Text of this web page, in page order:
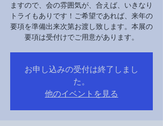
ますので、会の雰囲気が、合えば、いきなり
トライもありです！ご希望であれば、来年の
要項を準備出来次第お渡し致します。本展の
要項は受付けでご用意があります。
お申し込みの受付は終了しまし
た。
他のイベントを見る